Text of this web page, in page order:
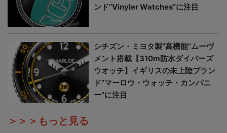
ンド“Vinyler Watches”に注目
シチズン・ミヨタ製“高機能”ムーヴ
メント搭載【310m防水ダイバーズ
ウオッチ】イギリスの未上陸ブラン
ド“マーロウ・ウォッチ・カンパニ
ー”に注目
＞＞＞もっと見る